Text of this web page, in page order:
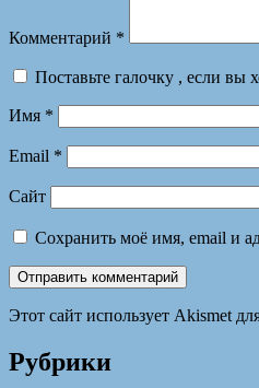
Комментарий *
Поставьте галочку , если вы
Имя *
Email *
Сайт
Сохранить моё имя, email и
Этот сайт использует Akismet
Рубрики